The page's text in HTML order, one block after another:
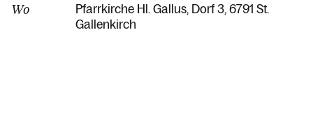
Wo Pfarrkirche Hl. Gallus Dorf 3 6791 St.
Gallenkirch